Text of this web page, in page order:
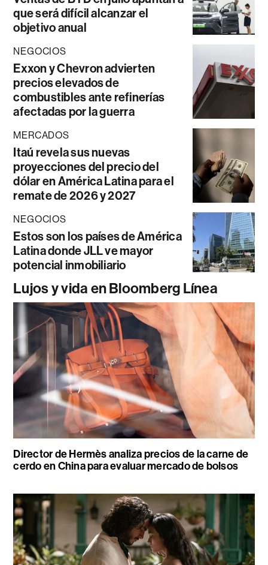
que será difícil alcanzar el
objetivo anual
NEGOCIOS
Exxon y Chevron advierten
precios elevados de
combustibles ante refinerías
afectadas por la guerra
MERCADOS
Itaú revela sus nuevas
proyecciones del precio del
dólar en América Latina para el
remate de 2026 y 2027
NEGOCIOS
Estos son los países de América
Latina donde JLL ve mayor
potencial inmobiliario
Lujos y vida en Bloomberg Línea
Director de Hermès analiza precios de la carne de
cerdo en China para evaluar mercado de bolsos